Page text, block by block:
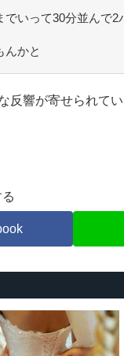
でいって30分並んで
んかと
響が寄せられてい